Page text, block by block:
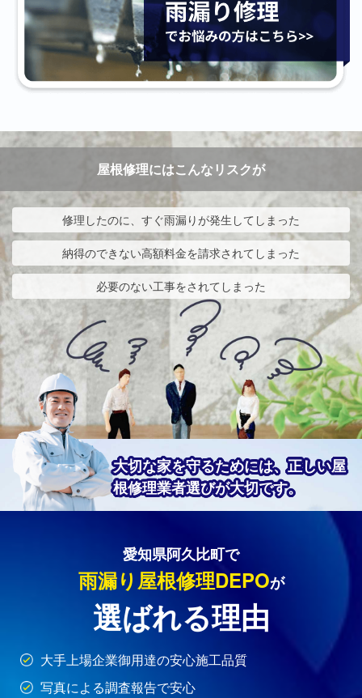
屋根修理にはこんなリスクが
修理したのに、すぐ雨漏りが発生してしまった
納得のできない高額料金を請求されてしまった
必要のない工事をされてしまった
大切な家を守るためには、正しい屋
根修理業者選びが大切です。
愛知県阿久比町で
雨漏り屋根修理DEPOが
選ばれる理由
大手上場企業御用達の安心施工品質
写真による調査報告で安心